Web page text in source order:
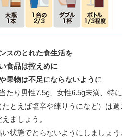
スのとれた食生活を
食品は控えめに
果物は不足にならないように
たり男性7.5g、女性6.5g未満、特
たとえば塩辛や練りうになど）は週
ましょう。
状態でとらないようにしましょう